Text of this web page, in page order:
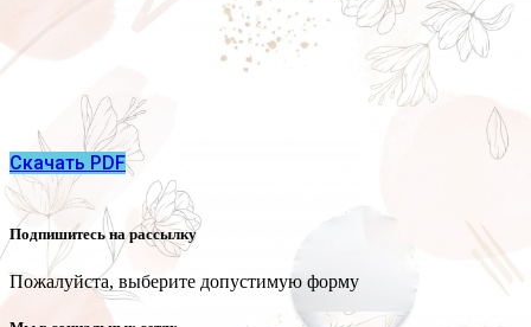
Скачать PDF
Подпишитесь на рассылку
Пожалуйста, выберите допустимую форму